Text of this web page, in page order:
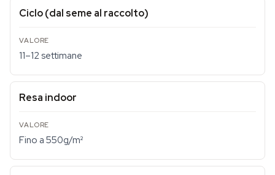
Ciclo (dal seme al raccolto)
11–12 settimane
Resa indoor
Fino a 550g/m²